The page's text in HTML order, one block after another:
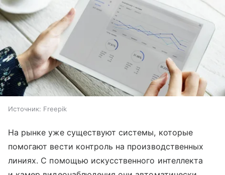
Источник: Freepik
На рынке уже существуют системы, которые
помогают вести контроль на производственных
линиях. С помощью искусственного интеллекта